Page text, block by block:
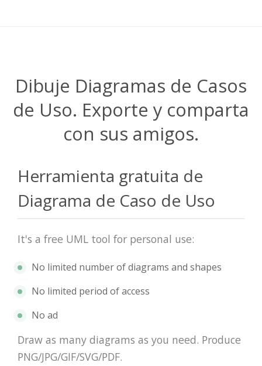
Dibuje Diagramas de Casos
de Uso. Exporte y comparta
con sus amigos.
Herramienta gratuita de
Diagrama de Caso de Uso
It's a free UML tool for personal use:
No limited number of diagrams and shapes
No limited period of access
No ad
Draw as many diagrams as you need. Produce
PNG/JPG/GIF/SVG/PDF.